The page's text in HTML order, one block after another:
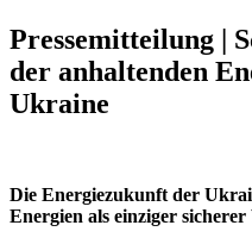
Pressemitteilung |
der anhaltenden
Ukraine
Die Energiezukunft der
Energien als einziger